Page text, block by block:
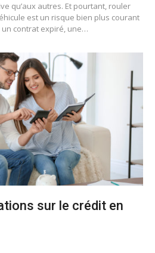
qu’aux autres. Et pourtant, rouler
est un risque bien plus courant
un contrat expiré, une…
sur le crédit en